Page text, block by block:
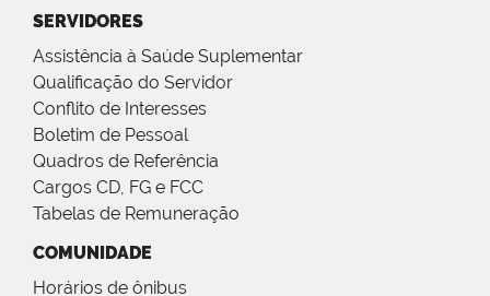
SERVIDORES
Assistência à Saúde Suplementar
Qualificação do Servidor
Conflito de Interesses
Boletim de Pessoal
Quadros de Referência
Cargos CD, FG e FCC
Tabelas de Remuneração
COMUNIDADE
Horários de ônibus